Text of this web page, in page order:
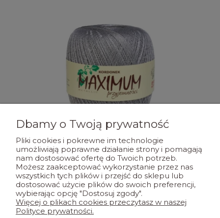
Kordonek Opus MAXIMUM METALLIC nr
1815
21,00 zł
Dbamy o Twoją prywatność
Pliki cookies i pokrewne im technologie
umożliwiają poprawne działanie strony i pomagają
nam dostosować ofertę do Twoich potrzeb.
Możesz zaakceptować wykorzystanie przez nas
wszystkich tych plików i przejść do sklepu lub
dostosować użycie plików do swoich preferencji,
wybierając opcję "Dostosuj zgody".
Więcej o plikach cookies przeczytasz w naszej
Polityce prywatności.